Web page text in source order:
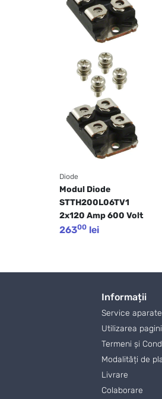
Diode
Modul Diode
STTH200L06TV1
2x120 Amp 600 Volt
26300 lei
Informații
Service
Utilizarea
Termeni și
Modalități de
Livrare
Colaborare